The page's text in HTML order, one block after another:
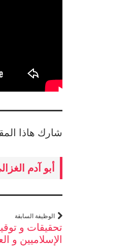
شارك هاذا
أبو آدم
الوظيفة السابقة
تحقيقات و
الإسلاميين و